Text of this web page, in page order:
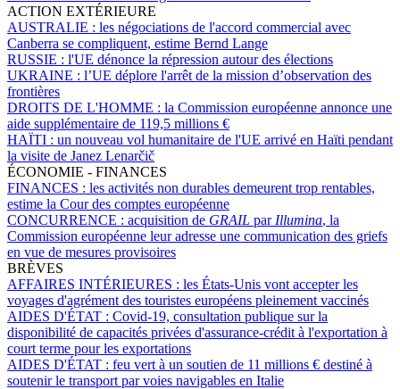
ACTION EXTÉRIEURE
AUSTRALIE : les négociations de l'accord commercial avec
Canberra se compliquent, estime Bernd Lange
RUSSIE : l'UE dénonce la répression autour des élections
UKRAINE : l’UE déplore l'arrêt de la mission d’observation des
frontières
DROITS DE L'HOMME : la Commission européenne annonce une
aide supplémentaire de 119,5 millions €
HAÏTI : un nouveau vol humanitaire de l'UE arrivé en Haïti pendant
la visite de Janez Lenarčič
ÉCONOMIE - FINANCES
FINANCES : les activités non durables demeurent trop rentables,
estime la Cour des comptes européenne
CONCURRENCE : acquisition de GRAIL par Illumina, la
Commission européenne leur adresse une communication des griefs
en vue de mesures provisoires
BRÈVES
AFFAIRES INTÉRIEURES : les États-Unis vont accepter les
voyages d'agrément des touristes européens pleinement vaccinés
AIDES D'ÉTAT : Covid-19, consultation publique sur la
disponibilité de capacités privées d'assurance-crédit à l'exportation à
court terme pour les exportations
AIDES D'ÉTAT : feu vert à un soutien de 11 millions € destiné à
soutenir le transport par voies navigables en Italie